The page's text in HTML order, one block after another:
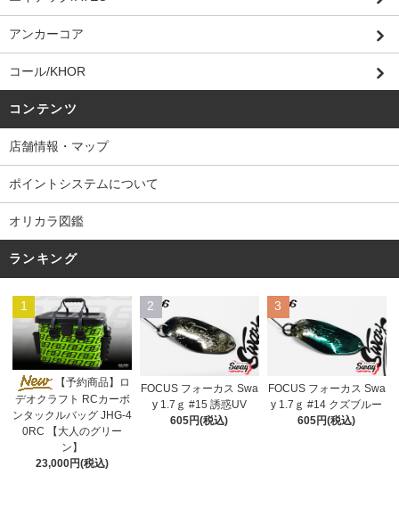
アンカーコア
コール/KHOR
コンテンツ
店舗情報・マップ
ポイントシステムについて
オリカラ図鑑
ランキング
1
【予約商品】ロ
デオクラフト RCカーボ
ンタックルバッグ JHG-4
0RC 【大人のグリー
ン】
23,000円(税込)
2
FOCUS フォーカス Swa
y 1.7ｇ #15 誘惑UV
605円(税込)
3
FOCUS フォーカス Swa
y 1.7ｇ #14 クズブルー
605円(税込)